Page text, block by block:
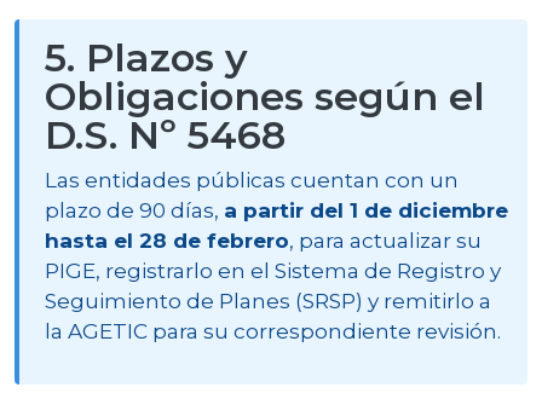
5. Plazos y
Obligaciones según el
D.S. Nº 5468
Las entidades públicas cuentan con un
plazo de 90 días, a partir del 1 de diciembre
hasta el 28 de febrero, para actualizar su
PIGE, registrarlo en el Sistema de Registro y
Seguimiento de Planes (SRSP) y remitirlo a
la AGETIC para su correspondiente revisión.